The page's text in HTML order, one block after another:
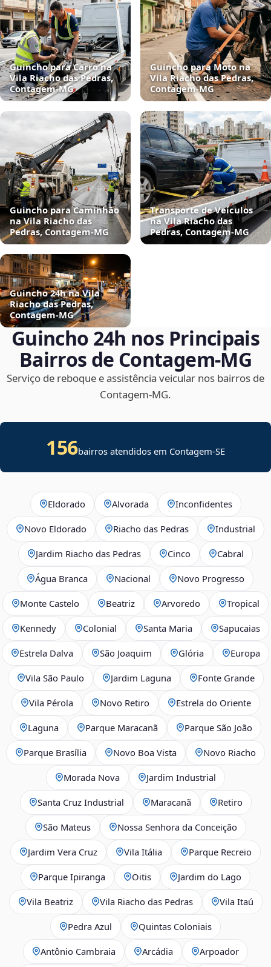
Guincho para Carro na
Vila Riacho das Pedras,
Contagem‑MG
Guincho para Moto na
Vila Riacho das Pedras,
Contagem‑MG
Guincho para Caminhão
na Vila Riacho das
Pedras, Contagem‑MG
Transporte de Veículos
na Vila Riacho das
Pedras, Contagem‑MG
Guincho 24h na Vila
Riacho das Pedras,
Contagem‑MG
Guincho 24h nos Principais
Bairros de Contagem‑MG
Serviço de reboque e assistência veicular nos bairros de
Contagem‑MG.
156bairros atendidos em Contagem-SE
Eldorado Alvorada Inconfidentes
Novo Eldorado Riacho das Pedras Industrial
Jardim Riacho das Pedras Cinco Cabral
Água Branca Nacional Novo Progresso
Monte Castelo Beatriz Arvoredo Tropical
Kennedy Colonial Santa Maria Sapucaias
Estrela Dalva São Joaquim Glória Europa
Vila São Paulo Jardim Laguna Fonte Grande
Vila Pérola Novo Retiro Estrela do Oriente
Laguna Parque Maracanã Parque São João
Parque Brasília Novo Boa Vista Novo Riacho
Morada Nova Jardim Industrial
Santa Cruz Industrial Maracanã Retiro
São Mateus Nossa Senhora da Conceição
Jardim Vera Cruz Vila Itália Parque Recreio
Parque Ipiranga Oitis Jardim do Lago
Vila Beatriz Vila Riacho das Pedras Vila Itaú
Pedra Azul Quintas Coloniais
Antônio Cambraia Arcádia Arpoador